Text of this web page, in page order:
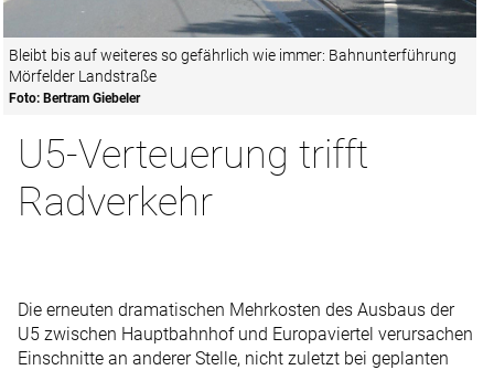
Bleibt bis auf weiteres so gefährlich wie immer: Bahnunterführung
Mörfelder Landstraße
Foto: Bertram Giebeler
U5-Verteuerung trifft
Radverkehr
Die erneuten dramatischen Mehrkosten des Ausbaus der
U5 zwischen Hauptbahnhof und Europaviertel verursachen
Einschnitte an anderer Stelle, nicht zuletzt bei geplanten